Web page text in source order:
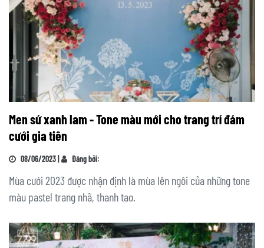
Men sứ xanh lam - Tone màu mới cho trang trí đám
cưới gia tiên
08/06/2023 | Đăng bởi:
Mùa cưới 2023 được nhận định là mùa lên ngôi của những tone
màu pastel trang nhã, thanh tao.